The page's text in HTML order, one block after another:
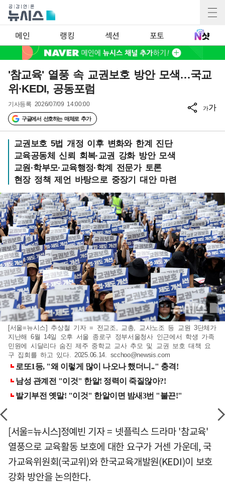
메인 랭킹 섹션 포토
'참교육' 열풍 속 교권보호 방안 모색…국교
위·KEDI, 공동포럼
기사등록 2026/07/09 14:00:00
구글에서 선호하는 매체로 추가
가가
교권보호 5법 개정 이후 변화와 한계 진단
교육공동체 신뢰 회복·교권 강화 방안 모색
교원·학부모·교육행정·학계 전문가 토론
현장 정책 제언 바탕으로 중장기 대안 마련
[서울=뉴시스] 추상철 기자 = 전교조, 교총, 교사노조 등 교원 3단체가
지난해 6월 14일 오후 서울 종로구 정부서울청사 인근에서 학생 가족
민원에 시달리다 숨진 제주 중학교 교사 추모 및 교권 보호 대책 요
구 집회를 하고 있다. 2025.06.14. scchoo@newsis.com
[서울=뉴시스]정예빈 기자 = 넷플릭스 드라마 '참교육'
열풍으로 교육활동 보호에 대한 요구가 거센 가운데, 국
가교육위원회(국교위)와 한국교육개발원(KEDI)이 보호
강화 방안을 논의한다.